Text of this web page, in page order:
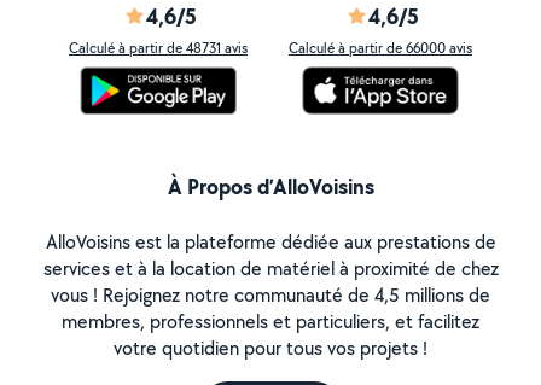
4,6/5
Calculé à partir de 48731 avis
4,6/5
Calculé à partir de 66000 avis
À Propos d’AlloVoisins
AlloVoisins est la plateforme dédiée aux prestations de
services et à la location de matériel à proximité de chez
vous ! Rejoignez notre communauté de 4,5 millions de
membres, professionnels et particuliers, et facilitez
votre quotidien pour tous vos projets !